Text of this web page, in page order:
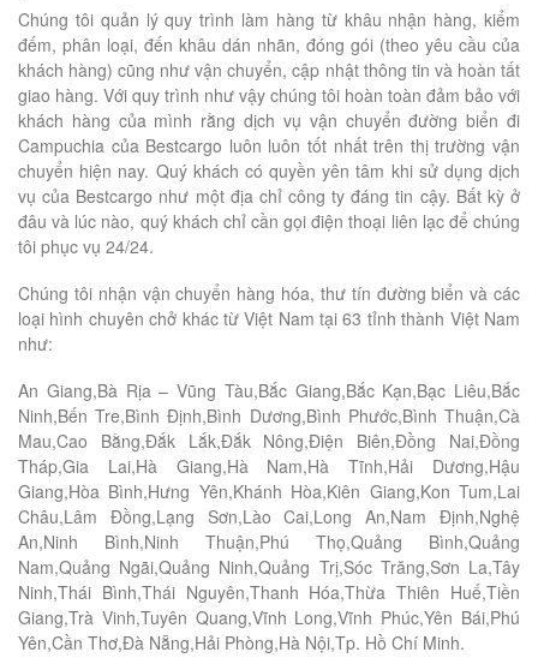
Chúng tôi quản lý quy trình làm hàng từ khâu nhận hàng, kiểm
đếm, phân loại, đến khâu dán nhãn, đóng gói (theo yêu cầu của
khách hàng) cũng như vận chuyển, cập nhật thông tin và hoàn tất
giao hàng. Với quy trình như vậy chúng tôi hoàn toàn đảm bảo với
khách hàng của mình rằng dịch vụ vận chuyển đường biển đi
Campuchia của Bestcargo luôn luôn tốt nhất trên thị trường vận
chuyển hiện nay. Quý khách có quyền yên tâm khi sử dụng dịch
vụ của Bestcargo như một địa chỉ công ty đáng tin cậy. Bất kỳ ở
đâu và lúc nào, quý khách chỉ cần gọi điện thoại liên lạc để chúng
tôi phục vụ 24/24.
Chúng tôi nhận vận chuyển hàng hóa, thư tín đường biển và các
loại hình chuyên chở khác từ Việt Nam tại 63 tỉnh thành Việt Nam
như:
An Giang,Bà Rịa – Vũng Tàu,Bắc Giang,Bắc Kạn,Bạc Liêu,Bắc
Ninh,Bến Tre,Bình Định,Bình Dương,Bình Phước,Bình Thuận,Cà
Mau,Cao Bằng,Đắk Lắk,Đắk Nông,Điện Biên,Đồng Nai,Đồng
Tháp,Gia Lai,Hà Giang,Hà Nam,Hà Tĩnh,Hải Dương,Hậu
Giang,Hòa Bình,Hưng Yên,Khánh Hòa,Kiên Giang,Kon Tum,Lai
Châu,Lâm Đồng,Lạng Sơn,Lào Cai,Long An,Nam Định,Nghệ
An,Ninh Bình,Ninh Thuận,Phú Thọ,Quảng Bình,Quảng
Nam,Quảng Ngãi,Quảng Ninh,Quảng Trị,Sóc Trăng,Sơn La,Tây
Ninh,Thái Bình,Thái Nguyên,Thanh Hóa,Thừa Thiên Huế,Tiền
Giang,Trà Vinh,Tuyên Quang,Vĩnh Long,Vĩnh Phúc,Yên Bái,Phú
Yên,Cần Thơ,Đà Nẵng,Hải Phòng,Hà Nội,Tp. Hồ Chí Minh.